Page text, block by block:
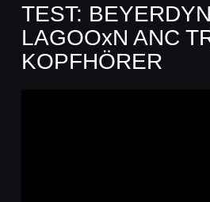
TEST:
LAGOOxN ANC
KOPFHÖRER